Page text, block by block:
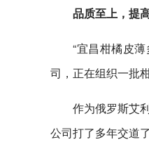
品质至上，提
“宜昌柑橘皮
司，正在组织一批
作为俄罗斯艾
公司打了多年交道